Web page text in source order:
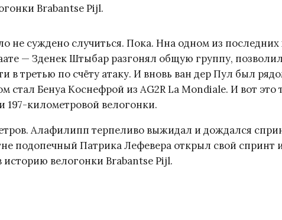
Brabantse Pijl.
не суждено случиться. Пока. Нна одном из
— Зденек Штыбар разгонял общую группу, позволил
в третью по счёту атаку. И вновь ван дер Пул был
стал Бенуа Коснефрой из AG2R La Mondiale. И вот это
197-километровой велогонки.
Алафилипп терпеливо выжидал и дождался
подопечный Патрика Лефевера открыл свой спринт
историю велогонки Brabantse Pijl.